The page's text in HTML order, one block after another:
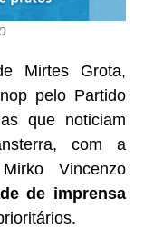
Mirtes Grota,
pelo Partido
que noticiam
com a
Vincenzo
de imprensa